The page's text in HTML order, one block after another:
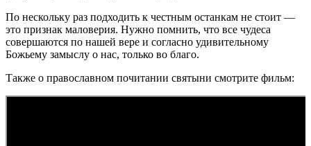
По нескольку раз подходить к честным останкам не стоит —
это признак маловерия. Нужно помнить, что все чудеса
совершаются по нашей вере и согласно удивительному
Божьему замыслу о нас, только во благо.
Также о православном почитании святыни смотрите фильм: